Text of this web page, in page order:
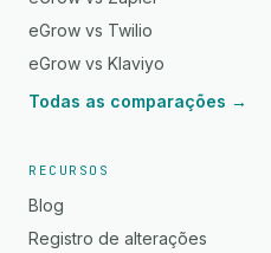
eGrow vs Twilio
eGrow vs Klaviyo
Todas as comparações →
RECURSOS
Blog
Registro de alterações